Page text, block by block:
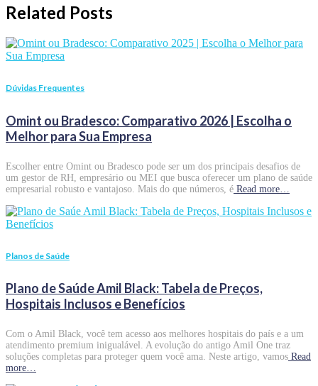
Related Posts
Dúvidas Frequentes
Omint ou Bradesco: Comparativo 2026 | Escolha o
Melhor para Sua Empresa
Escolher entre Omint ou Bradesco pode ser um dos principais desafios de
um gestor de RH, empresário ou MEI que busca oferecer um plano de saúde
empresarial robusto e vantajoso. Mais do que números, é Read more…
Planos de Saúde
Plano de Saúde Amil Black: Tabela de Preços,
Hospitais Inclusos e Benefícios
Com o Amil Black, você tem acesso aos melhores hospitais do país e a um
atendimento premium inigualável. A evolução do antigo Amil One traz
soluções completas para proteger quem você ama. Neste artigo, vamos Read
more…